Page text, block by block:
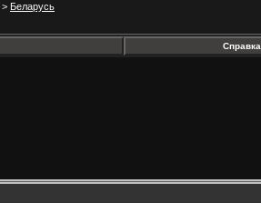
> Беларусь
Справка